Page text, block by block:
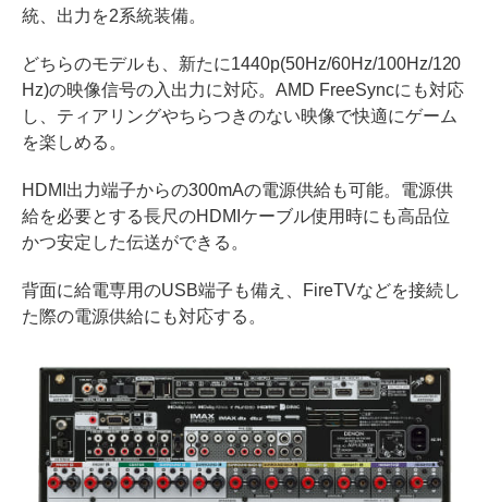
統、出力を2系統装備。
どちらのモデルも、新たに1440p(50Hz/60Hz/100Hz/120
Hz)の映像信号の入出力に対応。AMD FreeSyncにも対応
し、ティアリングやちらつきのない映像で快適にゲーム
を楽しめる。
HDMI出力端子からの300mAの電源供給も可能。電源供
給を必要とする長尺のHDMIケーブル使用時にも高品位
かつ安定した伝送ができる。
背面に給電専用のUSB端子も備え、FireTVなどを接続し
た際の電源供給にも対応する。